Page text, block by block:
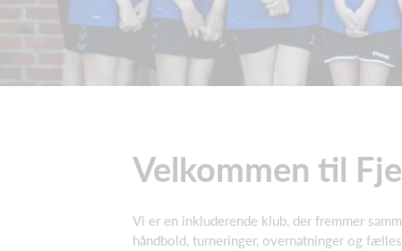
Velkommen til
Vi er en inkluderende klub, der fremmer
håndbold, turneringer, overnatninger og